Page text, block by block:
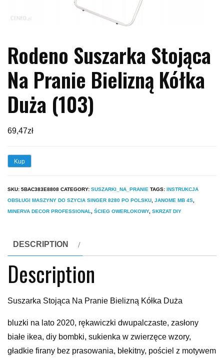
Rodeno Suszarka Stojąca
Na Pranie Bielizną Kółka
Duża (103)
69,47zł
Kup
SKU: 5BAC383E8808 CATEGORY: SUSZARKI_NA_PRANIE TAGS: INSTRUKCJA
OBSŁUGI MASZYNY DO SZYCIA SINGER 8280 PO POLSKU JANOME MB 4S
MINERVA DECOR PROFESSIONAL
ŚCIEG OWERLOKOWY, SKRZAT DIY
DESCRIPTION
Description
Suszarka Stojąca Na Pranie Bielizną Kółka Duża
bluzki na lato 2020, rękawiczki dwupalczaste, zasłony
białe ikea, diy bombki, sukienka w zwierzęce wzory,
gładkie firany bez prasowania, błekitny, pościel z motywem